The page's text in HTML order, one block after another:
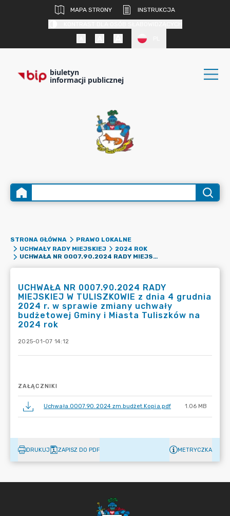
MAPA STRONY
INSTRUKCJA
biuletyn
informacji publicznej
STRONA GŁÓWNA
PRAWO LOKALNE
UCHWAŁY RADY MIEJSKIEJ
2024 ROK
UCHWAŁA NR 0007.90.2024 RADY MIEJSKIEJ W TULISZKOWIE Z DNIA 4 GRUDNIA 2024 R. W SPRAWIE ZMIANY UCHWAŁY BUDŻETOWEJ GMINY I MIASTA TULISZKÓW NA 2024 ROK
UCHWAŁA NR 0007.90.2024 RADY
MIEJSKIEJ W TULISZKOWIE z dnia 4 grudnia
2024 r. w sprawie zmiany uchwały
budżetowej Gminy i Miasta Tuliszków na
2024 rok
2025-01-07 14:12
ZAŁĄCZNIKI
Uchwała.0007.90.2024 zm.budżet.Kopia.pdf 1.06 MB
DRUKUJ ZAPISZ DO PDF METRYCZKA